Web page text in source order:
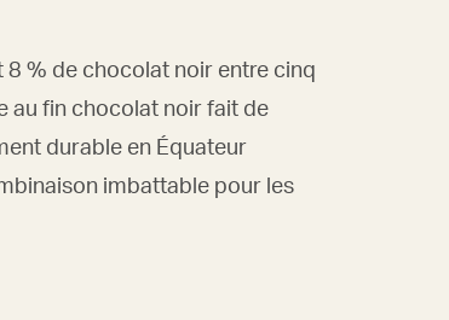
% de chocolat noir entre cinq
au fin chocolat noir fait de
durable en Équateur
imbattable pour les